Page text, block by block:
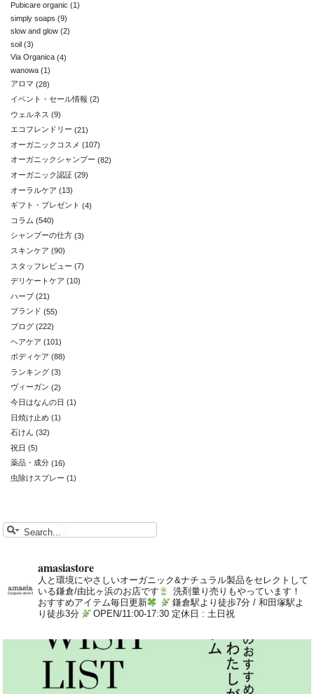
Pubicare organic (1)
simply soaps (9)
slow and glow (2)
soil (3)
Via Organica (4)
wanowa (1)
アロマ (28)
イベント・セール情報 (2)
ウェルネス (9)
エコフレンドリー (21)
オーガニックコスメ (107)
オーガニックシャンプー (82)
オーガニック認証 (29)
オーラルケア (13)
ギフト・プレゼント (4)
コラム (540)
シャンプーの仕方 (3)
スキンケア (90)
スタッフレビュー (7)
デリケートケア (10)
ハーブ (21)
ブランド (55)
ブログ (222)
ヘアケア (101)
ボディケア (88)
ランキング (3)
ヴィーガン (2)
今日はなんの日 (1)
日焼け止め (1)
石けん (32)
祝日 (5)
薬品・成分 (16)
虫除けスプレー (1)
amasiastore
人と環境にやさしいオーガニック&ナチュラル製品をセレクトして
いる鎌倉/由比ヶ浜のお店です
洗剤量り売りもやっています！
おすすめアイテム毎日更新
鎌倉駅より徒歩7分 / 和田塚駅よ
り徒歩3分
OPEN/11:00-17:30 定休日 : 土日祝